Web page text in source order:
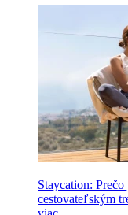
Staycation:
cestovateľským